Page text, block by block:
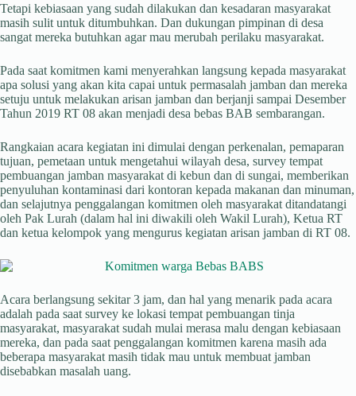
Tetapi kebiasaan yang sudah dilakukan dan kesadaran masyarakat
masih sulit untuk ditumbuhkan. Dan dukungan pimpinan di desa
sangat mereka butuhkan agar mau merubah perilaku masyarakat.
Pada saat komitmen kami menyerahkan langsung kepada masyarakat
apa solusi yang akan kita capai untuk permasalah jamban dan mereka
setuju untuk melakukan arisan jamban dan berjanji sampai Desember
Tahun 2019 RT 08 akan menjadi desa bebas BAB sembarangan.
Rangkaian acara kegiatan ini dimulai dengan perkenalan, pemaparan
tujuan, pemetaan untuk mengetahui wilayah desa, survey tempat
pembuangan jamban masyarakat di kebun dan di sungai, memberikan
penyuluhan kontaminasi dari kontoran kepada makanan dan minuman,
dan selajutnya penggalangan komitmen oleh masyarakat ditandatangi
oleh Pak Lurah (dalam hal ini diwakili oleh Wakil Lurah), Ketua RT
dan ketua kelompok yang mengurus kegiatan arisan jamban di RT 08.
Acara berlangsung sekitar 3 jam, dan hal yang menarik pada acara
adalah pada saat survey ke lokasi tempat pembuangan tinja
masyarakat, masyarakat sudah mulai merasa malu dengan kebiasaan
mereka, dan pada saat penggalangan komitmen karena masih ada
beberapa masyarakat masih tidak mau untuk membuat jamban
disebabkan masalah uang.